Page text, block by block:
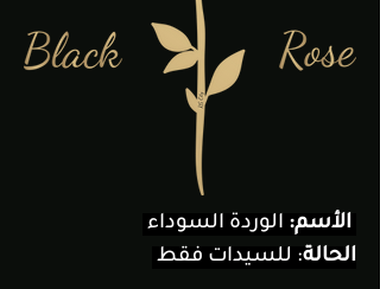
الأسم:
الحالة: للسيدات فقط